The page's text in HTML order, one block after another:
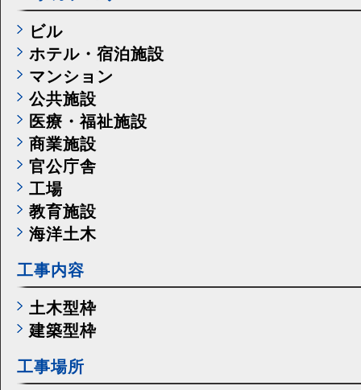
ビル
ホテル・宿泊施設
マンション
公共施設
医療・福祉施設
商業施設
官公庁舎
工場
教育施設
海洋土木
工事内容
土木型枠
建築型枠
工事場所